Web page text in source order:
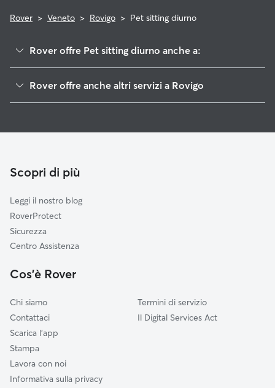
Rover > Veneto > Rovigo > Pet sitting diurno
Rover offre Pet sitting diurno anche a:
Venezia
Verona
Treviso
Ravenna
Modena
Forlì-Cesena
Rover offre anche altri servizi a Rovigo
Passeggiata Cani a Rovigo
Scopri di più
Leggi il nostro blog
RoverProtect
Sicurezza
Centro Assistenza
Cos'è Rover
Chi siamo
Contattaci
Scarica l'app
Stampa
Lavora con noi
Informativa sulla privacy
Termini di servizio
Il Digital Services Act